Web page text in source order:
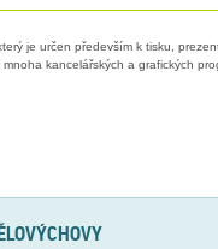
je určen především k tisku,
kancelářských a grafických